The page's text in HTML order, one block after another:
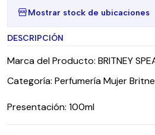
Mostrar stock de ubicaciones
DESCRIPCIÓN
Marca del Producto: BRITNEY
Categoría: Perfumería Mujer
Presentación: 100ml